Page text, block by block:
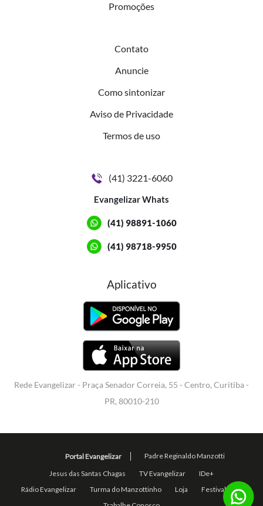
Promoções
Contato
Anuncie
Como sintonizar
Aviso de Privacidade
Termos de uso
(41) 3221-6060
Evangelizar Whats
(41) 98891-1060
(41) 98718-9950
Aplicativo
Rede Evangelizar - Praça Senador Correia, 55 - Centro, Curitiba -
PR, 80010-210